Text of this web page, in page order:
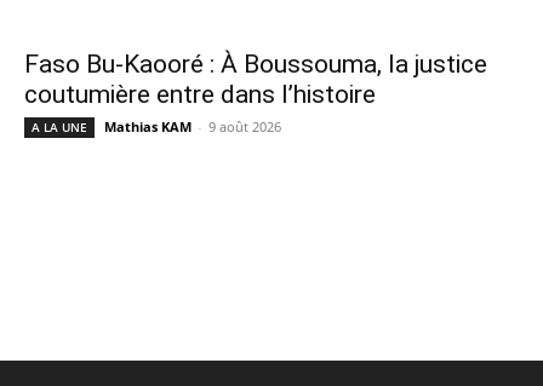
Faso Bu-Kaooré : À Boussouma, la justice
coutumière entre dans l’histoire
A LA UNE Mathias KAM - 9 août 2026